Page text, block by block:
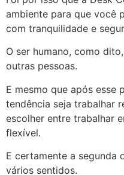
ambiente para que você
com tranquilidade e
O ser humano, como
outras pessoas.
E mesmo que após esse
tendência seja trabalhar
escolher entre trabalhar
flexível.
E certamente a segunda
vários sentidos.